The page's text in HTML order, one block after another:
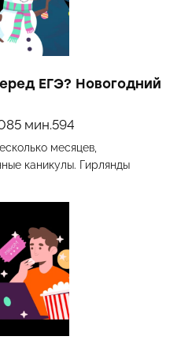
ЕГЭ? Новогодний
5 мин.594
месяцев,
каникулы. Гирлянды